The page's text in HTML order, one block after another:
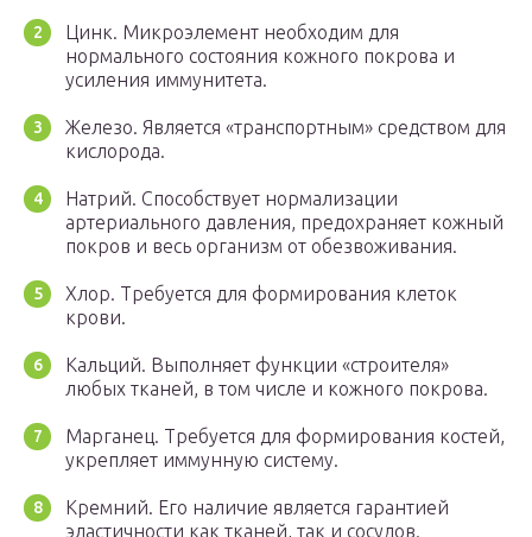
Цинк. Микроэлемент необходим для
нормального состояния кожного покрова и
усиления иммунитета.
Железо. Является «транспортным» средством для
кислорода.
Натрий. Способствует нормализации
артериального давления, предохраняет кожный
покров и весь организм от обезвоживания.
Хлор. Требуется для формирования клеток
крови.
Кальций. Выполняет функции «строителя»
любых тканей, в том числе и кожного покрова.
Марганец. Требуется для формирования костей,
укрепляет иммунную систему.
Кремний. Его наличие является гарантией
эластичности как тканей, так и сосудов.